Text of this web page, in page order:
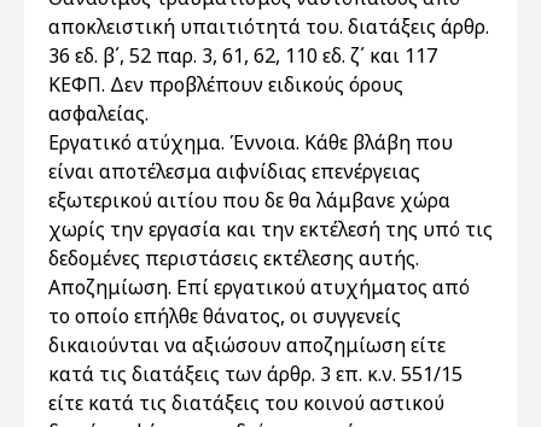
αποκλειστική υπαιτιότητά του. διατάξεις άρθρ.
36 εδ. β΄, 52 παρ. 3, 61, 62, 110 εδ. ζ΄ και 117
ΚΕΦΠ. Δεν προβλέπουν ειδικούς όρους
ασφαλείας.
Εργατικό ατύχημα. Έννοια. Κάθε βλάβη που
είναι αποτέλεσμα αιφνίδιας επενέργειας
εξωτερικού αιτίου που δε θα λάμβανε χώρα
χωρίς την εργασία και την εκτέλεσή της υπό τις
δεδομένες περιστάσεις εκτέλεσης αυτής.
Αποζημίωση. Επί εργατικού ατυχήματος από
το οποίο επήλθε θάνατος, οι συγγενείς
δικαιούνται να αξιώσουν αποζημίωση είτε
κατά τις διατάξεις των άρθρ. 3 επ. κ.ν. 551/15
είτε κατά τις διατάξεις του κοινού αστικού